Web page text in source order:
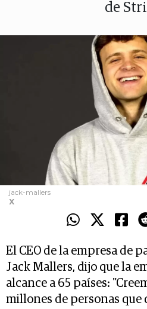
de
jack-mallers
X
El CEO de la empresa de
Jack Mallers, dijo que la
alcance a 65 países:
millones de personas que